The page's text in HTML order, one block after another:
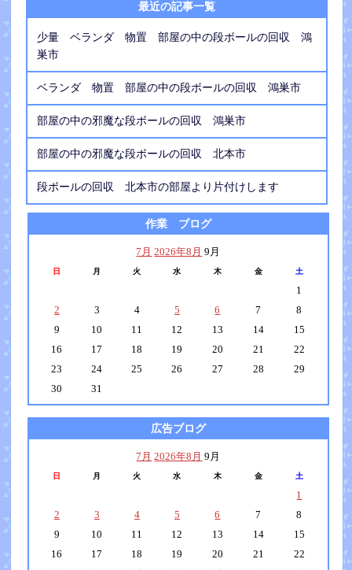
最近の記事一覧
少量 ベランダ 物置 部屋の中の段ボールの回収 鴻
巣市
ベランダ 物置 部屋の中の段ボールの回収 鴻巣市
部屋の中の邪魔な段ボールの回収 鴻巣市
部屋の中の邪魔な段ボールの回収 北本市
段ボールの回収 北本市の部屋より片付けします
作業 ブログ
7月 2026年8月 9月
日 月 火 水 木 金 土
1
2
3 4 5 6 7
8
9
10 11 12 13 14
15
16
17 18 19 20 21
22
23
24 25 26 27 28
29
30
31
広告ブログ
7月 2026年8月 9月
日 月 火 水 木 金 土
1
2
3 4 5 6 7
8
9
10 11 12 13 14
15
16
17 18 19 20 21
22